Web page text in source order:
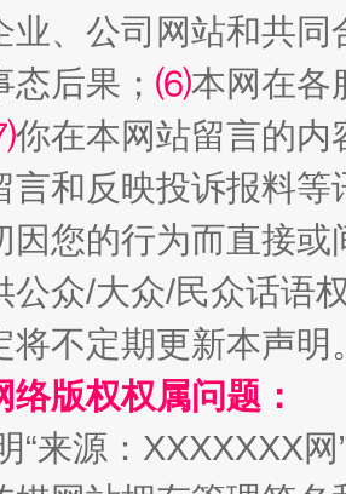
山、麦地、白藏房 除
业、公司网站和共
后果； ⑹本网在各
你在本网站留言的内
言和反映投诉报料
因您的行为而直接
公众/大众/民众话语
将不定期更新本声明
版权权属问题：
“来源：XXXXXXX